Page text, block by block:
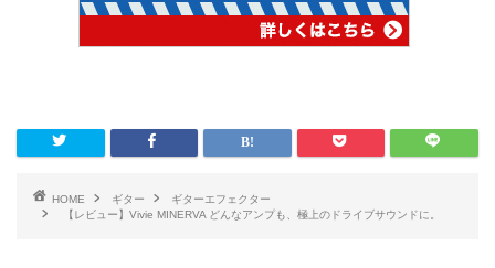
HOME ギター
ギターエフェクター
【レビュー】Vivie MINERVA どんなアンプも、極上のドライブサウンドに。